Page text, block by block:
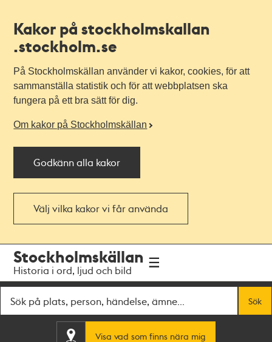
Kakor på stockholmskallan
.stockholm.se
På Stockholmskällan använder vi kakor, cookies, för att
sammanställa statistik och för att webbplatsen ska
fungera på ett bra sätt för dig.
Om kakor på Stockholmskällan
Godkänn alla kakor
Välj vilka kakor vi får använda
navigationen
huvudinnehållet
Stockholmskällan
Historia i ord, ljud och bild
Sök
Visa vad som finns nära mig